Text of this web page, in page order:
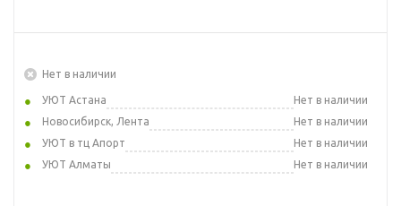
Нет в наличии
УЮТ Астана
Нет в наличии
Новосибирск, Лента
Нет в наличии
УЮТ в тц Апорт
Нет в наличии
УЮТ Алматы
Нет в наличии